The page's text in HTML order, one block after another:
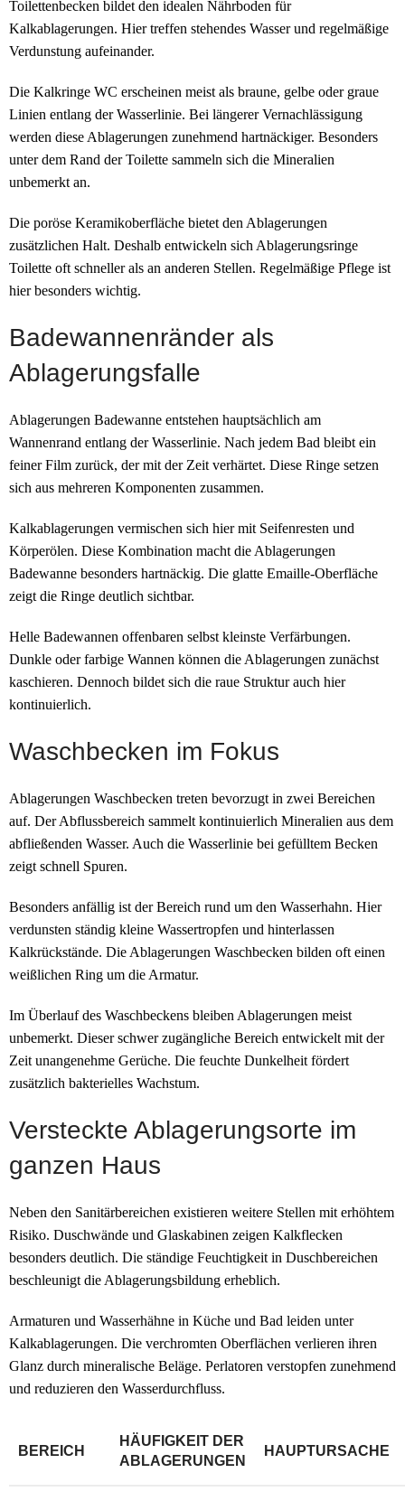
Toilettenbecken bildet den idealen Nährboden für
Kalkablagerungen. Hier treffen stehendes Wasser und regelmäßige
Verdunstung aufeinander.
Die Kalkringe WC erscheinen meist als braune, gelbe oder graue
Linien entlang der Wasserlinie. Bei längerer Vernachlässigung
werden diese Ablagerungen zunehmend hartnäckiger. Besonders
unter dem Rand der Toilette sammeln sich die Mineralien
unbemerkt an.
Die poröse Keramikoberfläche bietet den Ablagerungen
zusätzlichen Halt. Deshalb entwickeln sich Ablagerungsringe
Toilette oft schneller als an anderen Stellen. Regelmäßige Pflege ist
hier besonders wichtig.
Badewannenränder als
Ablagerungsfalle
Ablagerungen Badewanne entstehen hauptsächlich am
Wannenrand entlang der Wasserlinie. Nach jedem Bad bleibt ein
feiner Film zurück, der mit der Zeit verhärtet. Diese Ringe setzen
sich aus mehreren Komponenten zusammen.
Kalkablagerungen vermischen sich hier mit Seifenresten und
Körperölen. Diese Kombination macht die Ablagerungen
Badewanne besonders hartnäckig. Die glatte Emaille-Oberfläche
zeigt die Ringe deutlich sichtbar.
Helle Badewannen offenbaren selbst kleinste Verfärbungen.
Dunkle oder farbige Wannen können die Ablagerungen zunächst
kaschieren. Dennoch bildet sich die raue Struktur auch hier
kontinuierlich.
Waschbecken im Fokus
Ablagerungen Waschbecken treten bevorzugt in zwei Bereichen
auf. Der Abflussbereich sammelt kontinuierlich Mineralien aus dem
abfließenden Wasser. Auch die Wasserlinie bei gefülltem Becken
zeigt schnell Spuren.
Besonders anfällig ist der Bereich rund um den Wasserhahn. Hier
verdunsten ständig kleine Wassertropfen und hinterlassen
Kalkrückstände. Die Ablagerungen Waschbecken bilden oft einen
weißlichen Ring um die Armatur.
Im Überlauf des Waschbeckens bleiben Ablagerungen meist
unbemerkt. Dieser schwer zugängliche Bereich entwickelt mit der
Zeit unangenehme Gerüche. Die feuchte Dunkelheit fördert
zusätzlich bakterielles Wachstum.
Versteckte Ablagerungsorte im
ganzen Haus
Neben den Sanitärbereichen existieren weitere Stellen mit erhöhtem
Risiko. Duschwände und Glaskabinen zeigen Kalkflecken
besonders deutlich. Die ständige Feuchtigkeit in Duschbereichen
beschleunigt die Ablagerungsbildung erheblich.
Armaturen und Wasserhähne in Küche und Bad leiden unter
Kalkablagerungen. Die verchromten Oberflächen verlieren ihren
Glanz durch mineralische Beläge. Perlatoren verstopfen zunehmend
und reduzieren den Wasserdurchfluss.
BEREICH
HÄUFIGKEIT DER
ABLAGERUNGEN
HAUPTURSACHE